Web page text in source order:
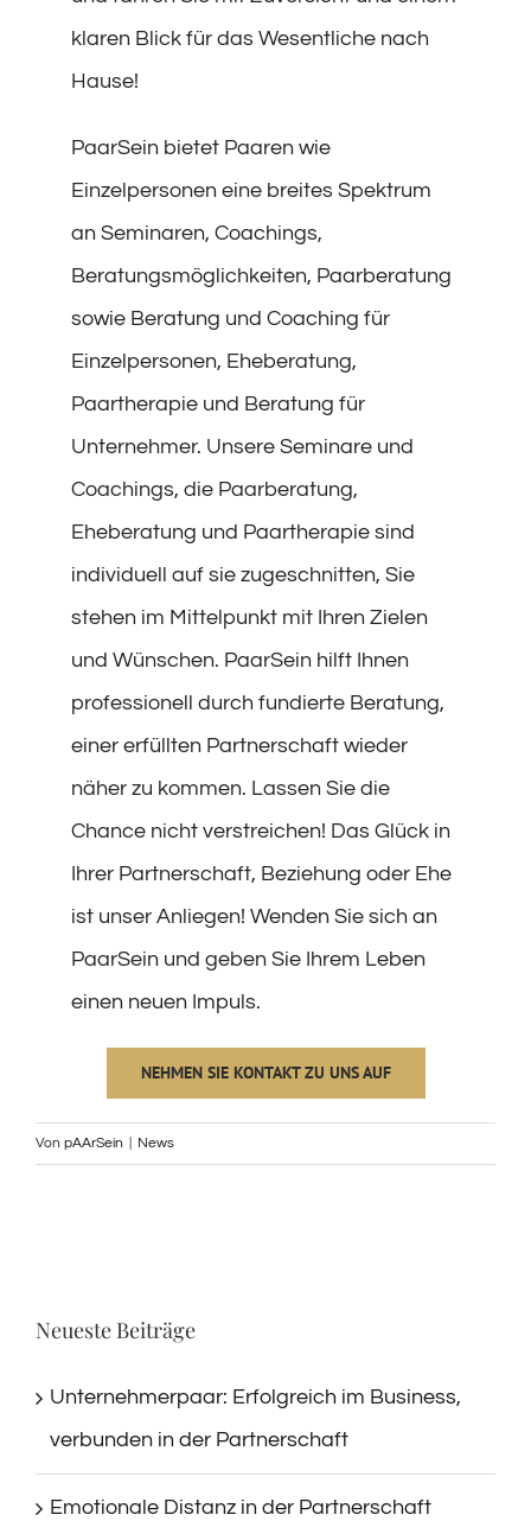
klaren Blick für das Wesentliche nach
Hause!
PaarSein bietet Paaren wie
Einzelpersonen eine breites Spektrum
an Seminaren, Coachings,
Beratungsmöglichkeiten, Paarberatung
sowie Beratung und Coaching für
Einzelpersonen, Eheberatung,
Paartherapie und Beratung für
Unternehmer. Unsere Seminare und
Coachings, die Paarberatung,
Eheberatung und Paartherapie sind
individuell auf sie zugeschnitten, Sie
stehen im Mittelpunkt mit Ihren Zielen
und Wünschen. PaarSein hilft Ihnen
professionell durch fundierte Beratung,
einer erfüllten Partnerschaft wieder
näher zu kommen. Lassen Sie die
Chance nicht verstreichen! Das Glück in
Ihrer Partnerschaft, Beziehung oder Ehe
ist unser Anliegen! Wenden Sie sich an
PaarSein und geben Sie Ihrem Leben
einen neuen Impuls.
NEHMEN SIE KONTAKT ZU UNS AUF
Von pAArSein News
Neueste Beiträge
Unternehmerpaar: Erfolgreich im Business,
verbunden in der Partnerschaft
Emotionale Distanz in der Partnerschaft